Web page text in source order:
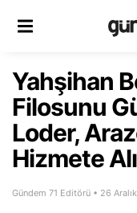
Yahşihan
Filosunu
Loder,
Hizmete
Gündem 71 Editörü • 26